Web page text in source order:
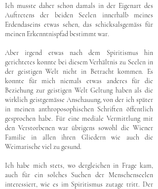
Ich musste daher schon damals in der Eigenart des
Auftretens der beiden Seelen innerhalb meines
Erdendaseins etwas sehen, das schicksalsgemäss für
meinen Erkenntnispfad bestimmt war.
Aber irgend etwas nach dem Spiritismus hin
gerichtetes konnte bei diesem Verhältnis zu Seelen in
der geistigen Welt nicht in Betracht kommen. Es
konnte für mich niemals etwas anderes für die
Beziehung zur geistigen Welt Geltung haben als die
wirklich geistgemässe Anschauung, von der ich später
in meinen anthroposophischen Schriften öffentlich
gesprochen habe. Für eine mediale Vermittlung mit
den Verstorbenen war übrigens sowohl die Wiener
Familie in allen ihren Gliedern wie auch die
Weimarische viel zu gesund.
Ich habe mich stets, wo dergleichen in Frage kam,
auch für ein solches Suchen der Menschenseelen
interessiert, wie es im Spiritismus zutage tritt. Der